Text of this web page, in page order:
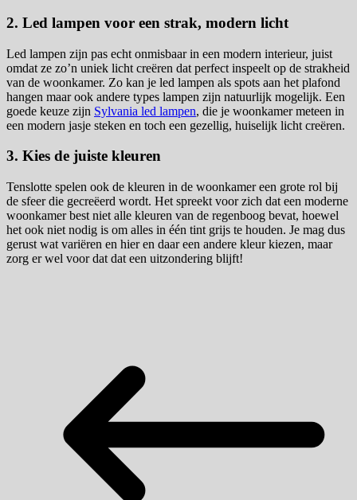
2. Led lampen voor een strak, modern licht
Led lampen zijn pas echt onmisbaar in een modern interieur, juist
omdat ze zo’n uniek licht creëren dat perfect inspeelt op de strakheid
van de woonkamer. Zo kan je led lampen als spots aan het plafond
hangen maar ook andere types lampen zijn natuurlijk mogelijk. Een
goede keuze zijn Sylvania led lampen, die je woonkamer meteen in
een modern jasje steken en toch een gezellig, huiselijk licht creëren.
3. Kies de juiste kleuren
Tenslotte spelen ook de kleuren in de woonkamer een grote rol bij
de sfeer die gecreëerd wordt. Het spreekt voor zich dat een moderne
woonkamer best niet alle kleuren van de regenboog bevat, hoewel
het ook niet nodig is om alles in één tint grijs te houden. Je mag dus
gerust wat variëren en hier en daar een andere kleur kiezen, maar
zorg er wel voor dat dat een uitzondering blijft!